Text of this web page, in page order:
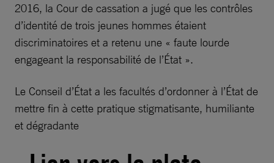
2016, la Cour de cassation a jugé que les contrôles
d’identité de trois jeunes hommes étaient
discriminatoires et a retenu une « faute lourde
engageant la responsabilité de l’État ».
Le Conseil d’État a les facultés d’ordonner à l’État de
mettre fin à cette pratique stigmatisante, humiliante
et dégradante